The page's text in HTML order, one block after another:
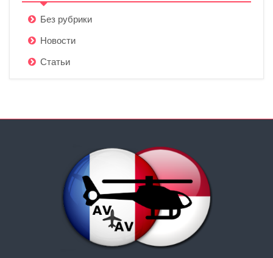
Без рубрики
Новости
Статьи